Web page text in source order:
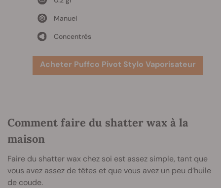
Manuel
Concentrés
Acheter Puffco Pivot Stylo Vaporisateur
Comment faire du shatter wax à la
maison
Faire du shatter wax chez soi est assez simple, tant que
vous avez assez de têtes et que vous avez un peu d’huile
de coude.